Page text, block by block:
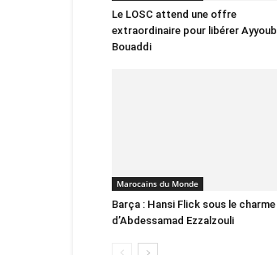
Le LOSC attend une offre
extraordinaire pour libérer Ayyoub
Bouaddi
Marocains du Monde
Barça : Hansi Flick sous le charme
d’Abdessamad Ezzalzouli